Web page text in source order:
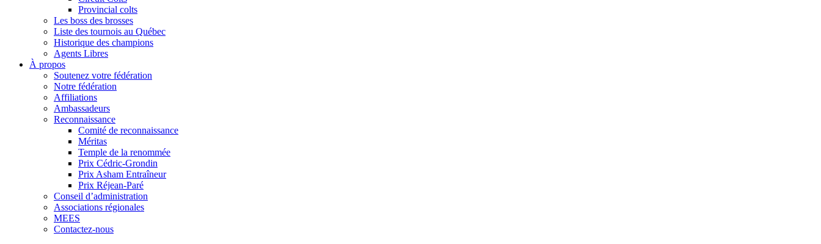
Provincial colts
Les boss des brosses
Liste des tournois au Québec
Historique des champions
Agents Libres
À propos
Soutenez votre fédération
Notre fédération
Affiliations
Ambassadeurs
Reconnaissance
Comité de reconnaissance
Méritas
Temple de la renommée
Prix Cédric-Grondin
Prix Asham Entraîneur
Prix Réjean-Paré
Conseil d’administration
Associations régionales
MEES
Contactez-nous